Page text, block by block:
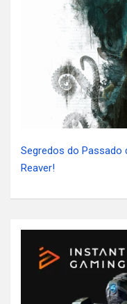
Segredos do Passado
Reaver!